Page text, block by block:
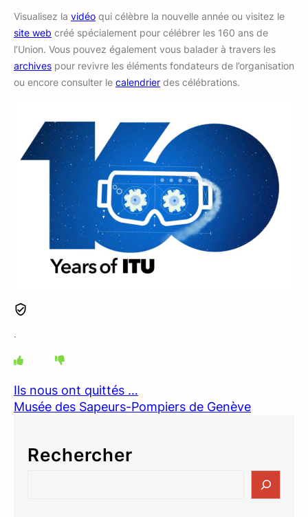
Visualisez la vidéo qui célèbre la nouvelle année ou visitez le
site web créé spécialement pour célébrer les 160 ans de
l’Union. Vous pouvez également vous balader à travers les
archives pour revivre les éléments fondateurs de l’organisation
ou encore consulter le calendrier des célébrations.
.
Ils nous ont quittés …
Musée des Sapeurs-Pompiers de Genève
Rechercher